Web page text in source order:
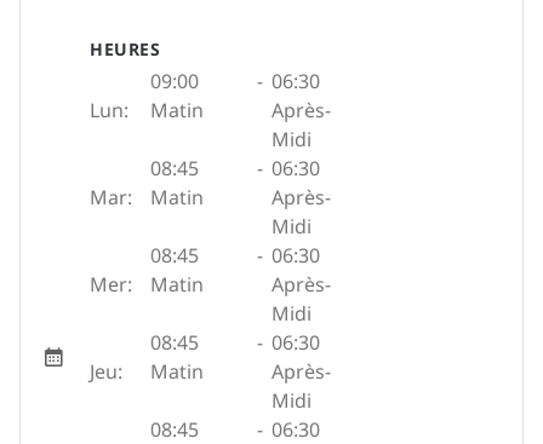
HEURES
Lun:
09:00
Matin
- 06:30
Après-
Midi
Mar:
08:45
Matin
- 06:30
Après-
Midi
Mer:
08:45
Matin
- 06:30
Après-
Midi
Jeu:
08:45
Matin
- 06:30
Après-
Midi
08:45
- 06:30